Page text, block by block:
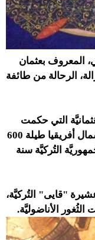
المعروف بعثمان
الرحالة من طائفة
التي حكمت
البلقان، والأناضول، والمشرق العربي، وشمال أفريقيا طيلة 600
التُركيَّة سنة
"قايى" التُركيَّة،
الأناضوليَّة.